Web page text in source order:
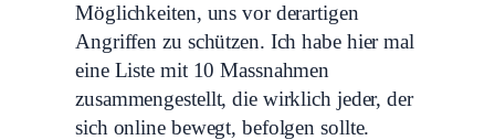
Möglichkeiten, uns vor derartigen
Angriffen zu schützen. Ich habe hier mal
eine Liste mit 10 Massnahmen
zusammengestellt, die wirklich jeder, der
sich online bewegt, befolgen sollte.